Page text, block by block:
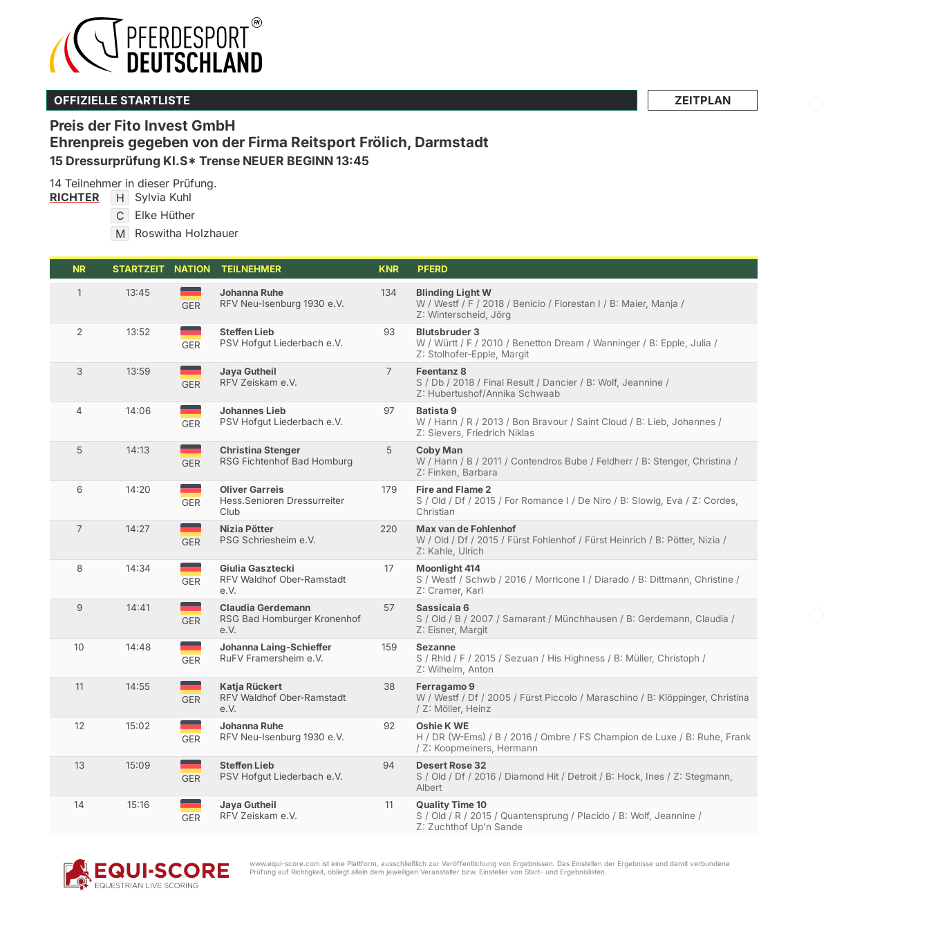
OFFIZIELLE STARTLISTE ZEITPLAN
Preis der Fito Invest GmbH
Ehrenpreis gegeben von der Firma Reitsport Frölich, Darmstadt
15 Dressurprüfung Kl.S* Trense NEUER BEGINN 13:45
14 Teilnehmer in dieser Prüfung.
RICHTER
H
Sylvia Kuhl
C
Elke Hüther
M
Roswitha Holzhauer
NR STARTZEIT NATION TEILNEHMER KNR PFERD
1
13:45
GER
Johanna Ruhe
RFV Neu-Isenburg 1930 e.V.
134
Blinding Light W
W / Westf / F / 2018 / Benicio / Florestan I / B: Maier, Manja /
Z: Winterscheid, Jörg
2
13:52
GER
Steffen Lieb
PSV Hofgut Liederbach e.V.
93
Blutsbruder 3
W / Württ / F / 2010 / Benetton Dream / Wanninger / B: Epple, Julia /
Z: Stolhofer-Epple, Margit
3
13:59
GER
Jaya Gutheil
RFV Zeiskam e.V.
7
Feentanz 8
S / Db / 2018 / Final Result / Dancier / B: Wolf, Jeannine /
Z: Hubertushof/Annika Schwaab
4
14:06
GER
Johannes Lieb
PSV Hofgut Liederbach e.V.
97
Batista 9
W / Hann / R / 2013 / Bon Bravour / Saint Cloud / B: Lieb, Johannes /
Z: Sievers, Friedrich Niklas
5
14:13
GER
Christina Stenger
RSG Fichtenhof Bad Homburg
5
Coby Man
W / Hann / B / 2011 / Contendros Bube / Feldherr / B: Stenger, Christina /
Z: Finken, Barbara
6
14:20
GER
Oliver Garreis
Hess.Senioren Dressurreiter
Club
179
Fire and Flame 2
S / Old / Df / 2015 / For Romance I / De Niro / B: Slowig, Eva / Z: Cordes,
Christian
7
14:27
GER
Nizia Pötter
PSG Schriesheim e.V.
220
Max van de Fohlenhof
W / Old / Df / 2015 / Fürst Fohlenhof / Fürst Heinrich / B: Pötter, Nizia /
Z: Kahle, Ulrich
8
14:34
GER
Giulia Gasztecki
RFV Waldhof Ober-Ramstadt
e.V.
17
Moonlight 414
S / Westf / Schwb / 2016 / Morricone I / Diarado / B: Dittmann, Christine /
Z: Cramer, Karl
9
14:41
GER
Claudia Gerdemann
RSG Bad Homburger Kronenhof
e.V.
57
Sassicaia 6
S / Old / B / 2007 / Samarant / Münchhausen / B: Gerdemann, Claudia /
Z: Eisner, Margit
10
14:48
GER
Johanna Laing-Schieffer
RuFV Framersheim e.V.
159
Sezanne
S / Rhld / F / 2015 / Sezuan / His Highness / B: Müller, Christoph /
Z: Wilhelm, Anton
11
14:55
GER
Katja Rückert
RFV Waldhof Ober-Ramstadt
e.V.
38
Ferragamo 9
W / Westf / Df / 2005 / Fürst Piccolo / Maraschino / B: Klöppinger, Christina
/ Z: Möller, Heinz
12
15:02
GER
Johanna Ruhe
RFV Neu-Isenburg 1930 e.V.
92
Oshie K WE
H / DR (W-Ems) / B / 2016 / Ombre / FS Champion de Luxe / B: Ruhe, Frank
/ Z: Koopmeiners, Hermann
13
15:09
GER
Steffen Lieb
PSV Hofgut Liederbach e.V.
94
Desert Rose 32
S / Old / Df / 2016 / Diamond Hit / Detroit / B: Hock, Ines / Z: Stegmann,
Albert
14
15:16
GER
Jaya Gutheil
RFV Zeiskam e.V.
11
Quality Time 10
S / Old / R / 2015 / Quantensprung / Placido / B: Wolf, Jeannine /
Z: Zuchthof Up'n Sande
www.equi-score.com ist eine Plattform, ausschließlich zur Veröffentlichung von Ergebnissen. Das Einstellen der Ergebnisse und damit verbundene
Prüfung auf Richtigkeit, obliegt allein dem jeweiligen Veranstalter bzw. Einsteller von Start- und Ergebnislisten.